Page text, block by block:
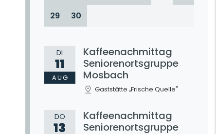
29
30
DI
11
AUG
Kaffeenachmittag
Seniorenortsgruppe
Mosbach
Gaststätte „Frische Quelle"
DO
13
Kaffeenachmittag
Seniorenortsgruppe